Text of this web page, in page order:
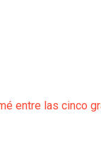
entre las cinco